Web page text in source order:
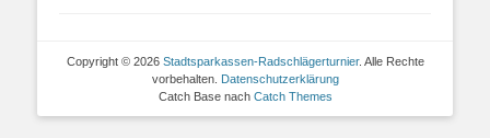
Copyright © 2026 Stadtsparkassen-Radschlägerturnier. Alle Rechte
vorbehalten. Datenschutzerklärung
Catch Base nach Catch Themes